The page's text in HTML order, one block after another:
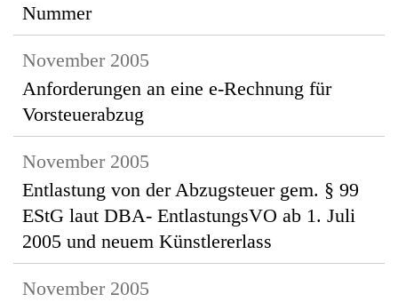
Nummer
November 2005
Anforderungen an eine e-Rechnung für
Vorsteuerabzug
November 2005
Entlastung von der Abzugsteuer gem. § 99
EStG laut DBA- EntlastungsVO ab 1. Juli
2005 und neuem Künstlererlass
November 2005